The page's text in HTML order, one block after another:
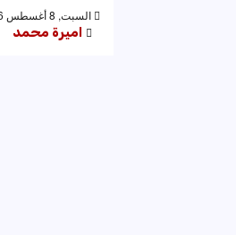
السبت, 8 أغسطس 2026, 6:11 م
اميرة محمد